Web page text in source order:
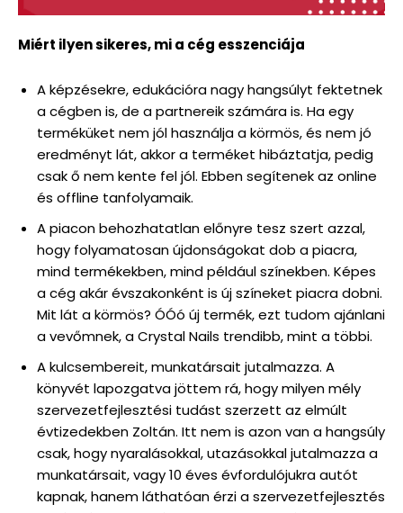
Miért ilyen sikeres, mi a cég esszenciája
A képzésekre, edukációra nagy hangsúlyt fektetnek
a cégben is, de a partnereik számára is. Ha egy
terméküket nem jól használja a körmös, és nem jó
eredményt lát, akkor a terméket hibáztatja, pedig
csak ő nem kente fel jól. Ebben segítenek az online
és offline tanfolyamaik.
A piacon behozhatatlan előnyre tesz szert azzal,
hogy folyamatosan újdonságokat dob a piacra,
mind termékekben, mind például színekben. Képes
a cég akár évszakonként is új színeket piacra dobni.
Mit lát a körmös? ÓÓó új termék, ezt tudom ajánlani
a vevőmnek, a Crystal Nails trendibb, mint a többi.
A kulcsembereit, munkatársait jutalmazza. A
könyvét lapozgatva jöttem rá, hogy milyen mély
szervezetfejlesztési tudást szerzett az elmúlt
évtizedekben Zoltán. Itt nem is azon van a hangsúly
csak, hogy nyaralásokkal, utazásokkal jutalmazza a
munkatársait, vagy 10 éves évfordulójukra autót
kapnak, hanem láthatóan érzi a szervezetfejlesztés